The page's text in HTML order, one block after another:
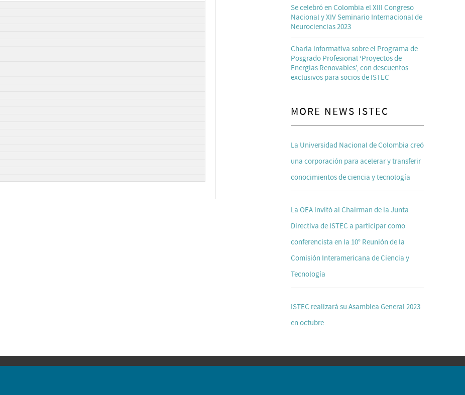
Se celebró en Colombia el XIII Congreso
Nacional y XIV Seminario Internacional de
Neurociencias 2023
Charla informativa sobre el Programa de
Posgrado Profesional ‘Proyectos de
Energías Renovables’, con descuentos
exclusivos para socios de ISTEC
MORE NEWS ISTEC
La Universidad Nacional de Colombia creó
una corporación para acelerar y transferir
conocimientos de ciencia y tecnología
La OEA invitó al Chairman de la Junta
Directiva de ISTEC a participar como
conferencista en la 10° Reunión de la
Comisión Interamericana de Ciencia y
Tecnología
ISTEC realizará su Asamblea General 2023
en octubre